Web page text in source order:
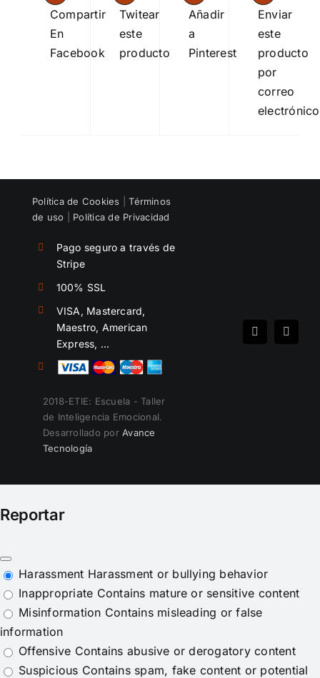
Compartir
En
Facebook
Twitear
este
producto
Añadir
a
Pinterest
Enviar
este
producto
por
correo
electrónico
Política de Cookies |Términos
de uso
Política de Privacidad
Pago seguro a través de
Stripe
100% SSL
VISA, Mastercard,
Maestro, American
Express, …
2018-ETIE: Escuela - Taller
de Inteligencia Emocional.
Desarrollado porAvance
Tecnología
Spotify
Reportar
Harassment Harassment or bullying behavior
Inappropriate Contains mature or sensitive content
Misinformation Contains misleading or false
information
Offensive Contains abusive or derogatory content
Suspicious Contains spam, fake content or potential